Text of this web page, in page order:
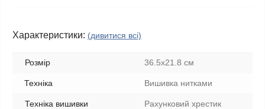
Характеристики: (дивитися всі)
Розмір 36.5х21.8 см
Техніка Вишивка нитками
Техніка вишивки
Рахунковий хрестик